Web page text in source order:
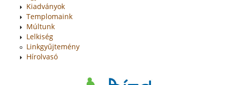
Kiadványok
Templomaink
Múltunk
Lelkiség
Linkgyűjtemény
Hírolvasó